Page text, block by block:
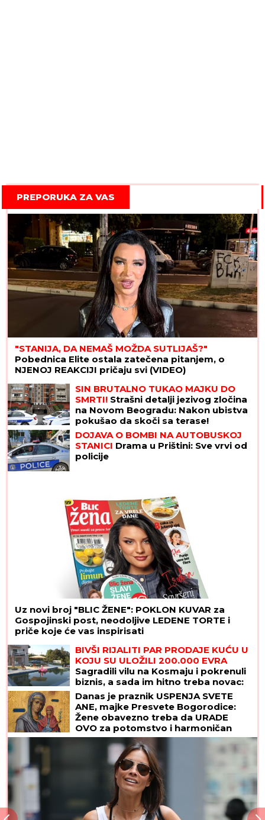
PREPORUKA ZA VAS
"STANIJA, DA NEMAŠ MOŽDA SUTLIJAŠ?"
Pobednica Elite ostala zatečena pitanjem, o
NJENOJ REAKCIJI pričaju svi (VIDEO)
SIN BRUTALNO TUKAO MAJKU DO
SMRTI! Strašni detalji jezivog zločina
na Novom Beogradu: Nakon ubistva
pokušao da skoči sa terase!
DOJAVA O BOMBI NA AUTOBUSKOJ
STANICI Drama u Prištini: Sve vrvi od
policije
Uz novi broj "BLIC ŽENE": POKLON KUVAR za
Gospojinski post, neodoljive LEDENE TORTE i
priče koje će vas inspirisati
BIVŠI RIJALITI PAR PRODAJE KUĆU U
KOJU SU ULOŽILI 200.000 EVRA
Sagradili vilu na Kosmaju i pokrenuli
biznis, a sada im hitno treba novac:
"To je razlog prodaje"
Danas je praznik USPENJA SVETE
ANE, majke Presvete Bogorodice:
Žene obavezno treba da URADE
OVO za potomstvo i harmoničan
brak